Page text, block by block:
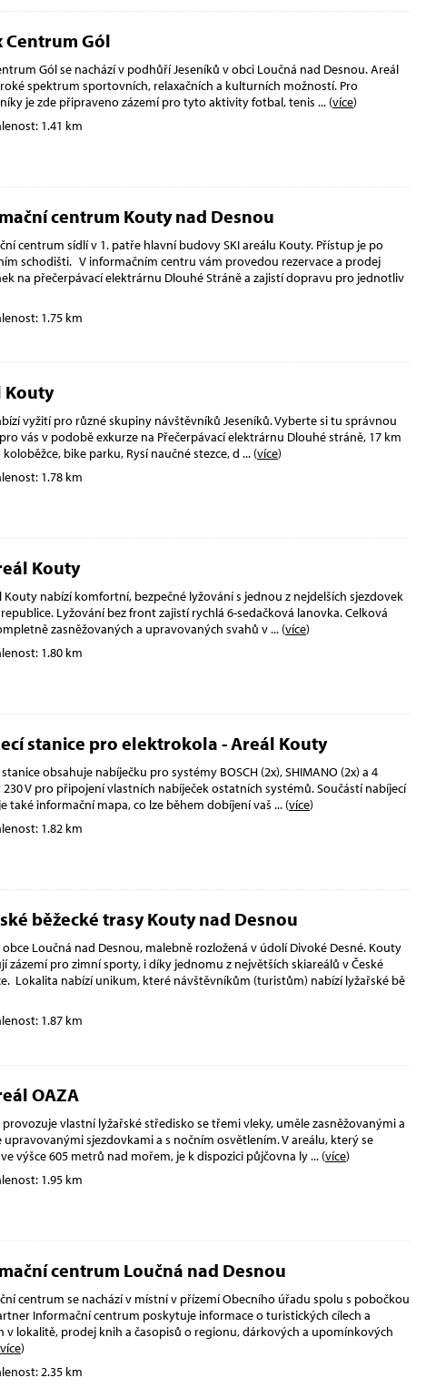
Centrum Gól
Gól se nachází v podhůří Jeseníků v obci Loučná nad Desnou. Areál
spektrum sportovních, relaxačních a kulturních možností. Pro
je zde připraveno zázemí pro tyto aktivity fotbal, tenis ... (více)
1.41 km
centrum Kouty nad Desnou
centrum sídlí v 1. patře hlavní budovy SKI areálu Kouty. Přístup je po
schodišti. V informačním centru vám provedou rezervace a prodej
na přečerpávací elektrárnu Dlouhé Stráně a zajistí dopravu pro jednotliv
1.75 km
Kouty
vyžití pro různé skupiny návštěvníků Jeseníků. Vyberte si tu správnou
vás v podobě exkurze na Přečerpávací elektrárnu Dlouhé stráně, 17 km
koloběžce, bike parku, Rysí naučné stezce, d ... (více)
1.78 km
Kouty
Kouty nabízí komfortní, bezpečné lyžování s jednou z nejdelších sjezdovek
Lyžování bez front zajistí rychlá 6-sedačková lanovka. Celková
zasněžovaných a upravovaných svahů v... (více)
1.80 km
stanice pro elektrokola - Areál Kouty
obsahuje nabíječku pro systémy BOSCH (2x), SHIMANO (2x) a 4
230 V pro připojení vlastních nabíječek ostatních systémů. Součástí nabíjecí
také informační mapa, co lze během dobíjení vaš ... (více)
1.82 km
běžecké trasy Kouty nad Desnou
obce Loučná nad Desnou, malebně rozložená v údolí Divoké Desné. Kouty
zázemí pro zimní sporty, i díky jednomu z největších skiareálů v České
Lokalita nabízí unikum, které návštěvníkům (turistům) nabízí lyžařské bě
1.87 km
OAZA
provozuje vlastní lyžařské středisko se třemi vleky, uměle zasněžovanými a
sjezdovkami a s nočním osvětlením. V areálu, který se
výšce 605 metrů nad mořem, je k dispozici půjčovna ly... (více)
1.95 km
centrum Loučná nad Desnou
centrum se nachází v místní v přízemí Obecního úřadu spolu s pobočkou
Informační centrum poskytuje informace o turistických cílech a
v lokalitě, prodej knih a časopisů o regionu, dárkových a upomínkových
více)
2.35 km